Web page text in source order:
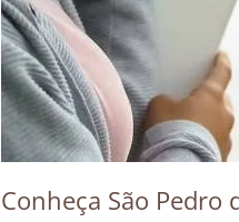
Conheça São Pedro